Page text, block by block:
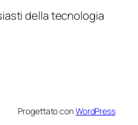
della tecnologia
Progettato conWordPress